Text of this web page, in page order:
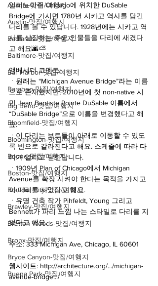
Atlanta-맛집/여행지
Austin-맛집/여행지
Badlands-맛집/여행지
Baltimore-맛집/여행지
Bar Harbor-맛집/여행지
Baraboo-맛집/여행지
Big Bend-맛집/여행지
Bloomfield-맛집/여행지
Bloomington-맛집/여행지
Boone-맛집/여행지
Boston-맛집/여행지
Boulder City-맛집/여행지
Brawley-맛집/여행지
Bretton Woods-맛집/여행지
Bronx-맛집/여행지
Bryce Canyon-맛집/여행지
Buena Park-맛집/여행지
일리노이주 Chicago에 위치한 DuSable
Bridge에 가시면 1780년 시카고 역사를 담긴
다리를 볼 수 있답니다. 1928년에는 시카고 역
사를 상징하는 주요 인물들을 다리에 새겼다
고 해요🌆⛅️
앰베서더 코멘트:
ㆍ원래는 “Michigan Avenue Bridge”라는 이름
으로 존재했지만, 2010년에 첫 non-native 시
민 Jean Baptiste Pointe DuSable 이름에서
“DuSable Bridge”으로 이름을 변경했다고 해
요.
ㆍ이 다리는 보트들이 아래로 이동할 수 있도
록 반으로 갈라진다고 해요. 스케줄에 따라 다
리가 열리고 닫힌답니다.
ㆍ1909년 Plan of Chicago에서 Michigan
Avenue를 확장 시켜야 한다는 목적을 가지고
이 다리를 지었다고 해요.
ㆍ유명 건축 작가 Pihfeldt, Young 그리고
Bennett가 파리 느낌 나는 스타일로 다리를 지
었다고 해요.
주소: 333 Michigan Ave, Chicago, IL 60601
웹사이트: http://architecture.org/.../michigan-
avenue-bridge.../